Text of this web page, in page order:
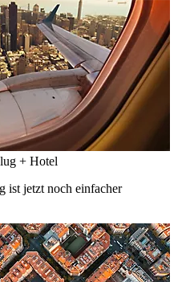
+ Hotel
ist jetzt noch einfacher